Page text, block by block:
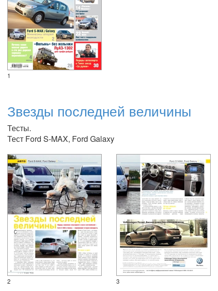
1
Звезды последней величины
Тесты.
Тест Ford S-MAX, Ford Galaxy
2 3